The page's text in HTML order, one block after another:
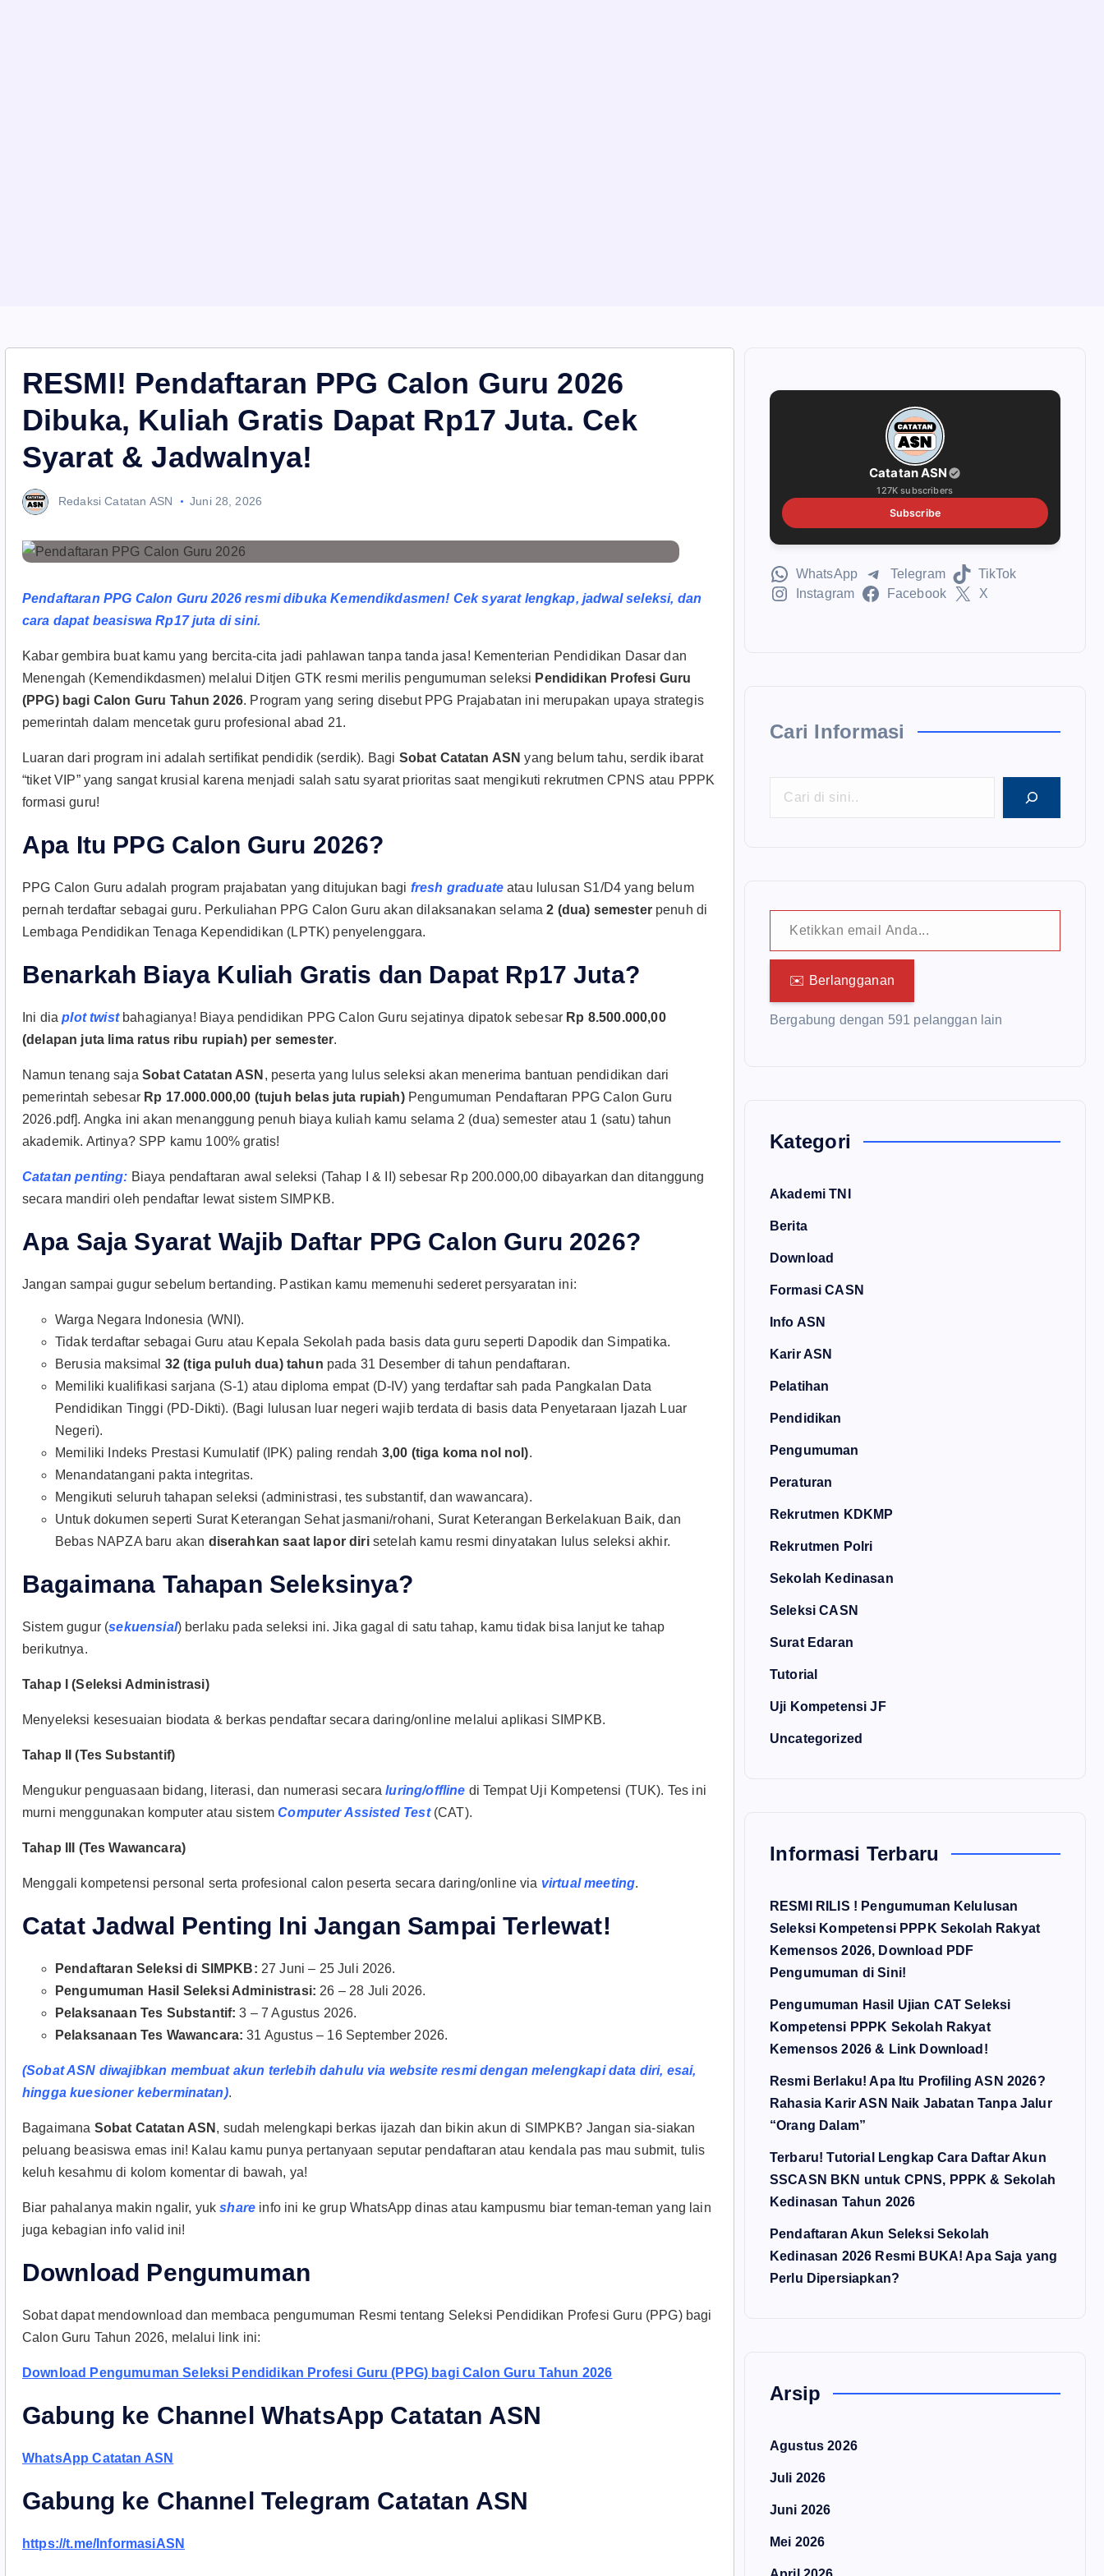
RESMI! Pendaftaran PPG Calon Guru 2026
Dibuka, Kuliah Gratis Dapat Rp17 Juta. Cek
Syarat & Jadwalnya!
Redaksi Catatan ASN Juni 28, 2026
Pendaftaran PPG Calon Guru 2026 resmi dibuka Kemendikdasmen! Cek syarat lengkap, jadwal seleksi, dan
cara dapat beasiswa Rp17 juta di sini.
Kabar gembira buat kamu yang bercita-cita jadi pahlawan tanpa tanda jasa! Kementerian Pendidikan Dasar dan
Menengah (Kemendikdasmen) melalui Ditjen GTK resmi merilis pengumuman seleksi Pendidikan Profesi Guru
(PPG) bagi Calon Guru Tahun 2026. Program yang sering disebut PPG Prajabatan ini merupakan upaya strategis
pemerintah dalam mencetak guru profesional abad 21.
Luaran dari program ini adalah sertifikat pendidik (serdik). Bagi Sobat Catatan ASN yang belum tahu, serdik ibarat
“tiket VIP” yang sangat krusial karena menjadi salah satu syarat prioritas saat mengikuti rekrutmen CPNS atau PPPK
formasi guru!
Apa Itu PPG Calon Guru 2026?
PPG Calon Guru adalah program prajabatan yang ditujukan bagi fresh graduate atau lulusan S1/D4 yang belum
pernah terdaftar sebagai guru. Perkuliahan PPG Calon Guru akan dilaksanakan selama2 (dua) semesterpenuh di
Lembaga Pendidikan Tenaga Kependidikan (LPTK) penyelenggara.
Benarkah Biaya Kuliah Gratis dan Dapat Rp17 Juta?
Ini diaplot twistbahagianya! Biaya pendidikan PPG Calon Guru sejatinya dipatok sebesar Rp 8.500.000,00
(delapan juta lima ratus ribu rupiah) per semester.
Namun tenang saja Sobat Catatan ASN , peserta yang lulus seleksi akan menerima bantuan pendidikan dari
pemerintah sebesar Rp 17.000.000,00 (tujuh belas juta rupiah)Pengumuman Pendaftaran PPG Calon Guru
2026.pdf]. Angka ini akan menanggung penuh biaya kuliah kamu selama 2 (dua) semester atau 1 (satu) tahun
akademik. Artinya? SPP kamu 100% gratis!
Catatan penting: Biaya pendaftaran awal seleksi (Tahap I & II) sebesar Rp 200.000,00 dibayarkan dan ditanggung
secara mandiri oleh pendaftar lewat sistem SIMPKB.
Apa Saja Syarat Wajib Daftar PPG Calon Guru 2026?
Jangan sampai gugur sebelum bertanding. Pastikan kamu memenuhi sederet persyaratan ini:
Warga Negara Indonesia (WNI).
Tidak terdaftar sebagai Guru atau Kepala Sekolah pada basis data guru seperti Dapodik dan Simpatika.
Berusia maksimal 32 (tiga puluh dua) tahun pada 31 Desember di tahun pendaftaran.
Memiliki kualifikasi sarjana (S-1) atau diploma empat (D-IV) yang terdaftar sah pada Pangkalan Data
Pendidikan Tinggi (PD-Dikti). (Bagi lulusan luar negeri wajib terdata di basis data Penyetaraan Ijazah Luar
Negeri).
Memiliki Indeks Prestasi Kumulatif (IPK) paling rendah 3,00 (tiga koma nol nol).
Menandatangani pakta integritas.
Mengikuti seluruh tahapan seleksi (administrasi, tes substantif, dan wawancara).
Untuk dokumen seperti Surat Keterangan Sehat jasmani/rohani, Surat Keterangan Berkelakuan Baik, dan
Bebas NAPZA baru akan diserahkan saat lapor dirisetelah kamu resmi dinyatakan lulus seleksi akhir.
Bagaimana Tahapan Seleksinya?
Sistem gugur (sekuensial) berlaku pada seleksi ini. Jika gagal di satu tahap, kamu tidak bisa lanjut ke tahap
berikutnya.
Tahap I (Seleksi Administrasi)
Menyeleksi kesesuaian biodata & berkas pendaftar secara daring/online melalui aplikasi SIMPKB.
Tahap II (Tes Substantif)
Mengukur penguasaan bidang, literasi, dan numerasi secaraluring/offline di Tempat Uji Kompetensi (TUK). Tes ini
murni menggunakan komputer atau sistemComputer Assisted Test(CAT).
Tahap III (Tes Wawancara)
Menggali kompetensi personal serta profesional calon peserta secara daring/online via virtual meeting.
Catat Jadwal Penting Ini Jangan Sampai Terlewat!
Pendaftaran Seleksi di SIMPKB: 27 Juni – 25 Juli 2026.
Pengumuman Hasil Seleksi Administrasi: 26 – 28 Juli 2026.
Pelaksanaan Tes Substantif: 3 – 7 Agustus 2026.
Pelaksanaan Tes Wawancara: 31 Agustus – 16 September 2026.
(Sobat ASN diwajibkan membuat akun terlebih dahulu via website resmi dengan melengkapi data diri, esai,
hingga kuesioner keberminatan).
Bagaimana Sobat Catatan ASN , sudah melengkapi berkas ijazah dan bikin akun di SIMPKB? Jangan sia-siakan
peluang beasiswa emas ini! Kalau kamu punya pertanyaan seputar pendaftaran atau kendala pas mau submit, tulis
keluh kesahmu di kolom komentar di bawah, ya!
Biar pahalanya makin ngalir, yukshare info ini ke grup WhatsApp dinas atau kampusmu biar teman-teman yang lain
juga kebagian info valid ini!
Download Pengumuman
Sobat dapat mendownload dan membaca pengumuman Resmi tentang Seleksi Pendidikan Profesi Guru (PPG) bagi
Calon Guru Tahun 2026, melalui link ini:
Download Pengumuman Seleksi Pendidikan Profesi Guru (PPG) bagi Calon Guru Tahun 2026
Gabung ke Channel WhatsApp Catatan ASN
WhatsApp Catatan ASN
Gabung ke Channel Telegram Catatan ASN
https://t.me/InformasiASN
Catatan ASN
127K subscribers
Subscribe
WhatsApp Telegram
TikTok
Instagram
Facebook X
Cari Informasi
Ketikkan email Anda...
✉️ Berlangganan
Bergabung dengan 591 pelanggan lain
Kategori
Akademi TNI
Berita
Download
Formasi CASN
Info ASN
Karir ASN
Pelatihan
Pendidikan
Pengumuman
Peraturan
Rekrutmen KDKMP
Rekrutmen Polri
Sekolah Kedinasan
Seleksi CASN
Surat Edaran
Tutorial
Uji Kompetensi JF
Uncategorized
Informasi Terbaru
RESMI RILIS ! Pengumuman Kelulusan
Seleksi Kompetensi PPPK Sekolah Rakyat
Kemensos 2026, Download PDF
Pengumuman di Sini!
Pengumuman Hasil Ujian CAT Seleksi
Kompetensi PPPK Sekolah Rakyat
Kemensos 2026 & Link Download!
Resmi Berlaku! Apa Itu Profiling ASN 2026?
Rahasia Karir ASN Naik Jabatan Tanpa Jalur
“Orang Dalam”
Terbaru! Tutorial Lengkap Cara Daftar Akun
SSCASN BKN untuk CPNS, PPPK & Sekolah
Kedinasan Tahun 2026
Pendaftaran Akun Seleksi Sekolah
Kedinasan 2026 Resmi BUKA! Apa Saja yang
Perlu Dipersiapkan?
Arsip
Agustus 2026
Juli 2026
Juni 2026
Mei 2026